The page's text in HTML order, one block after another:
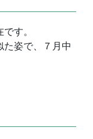
す。
姿で、７月中